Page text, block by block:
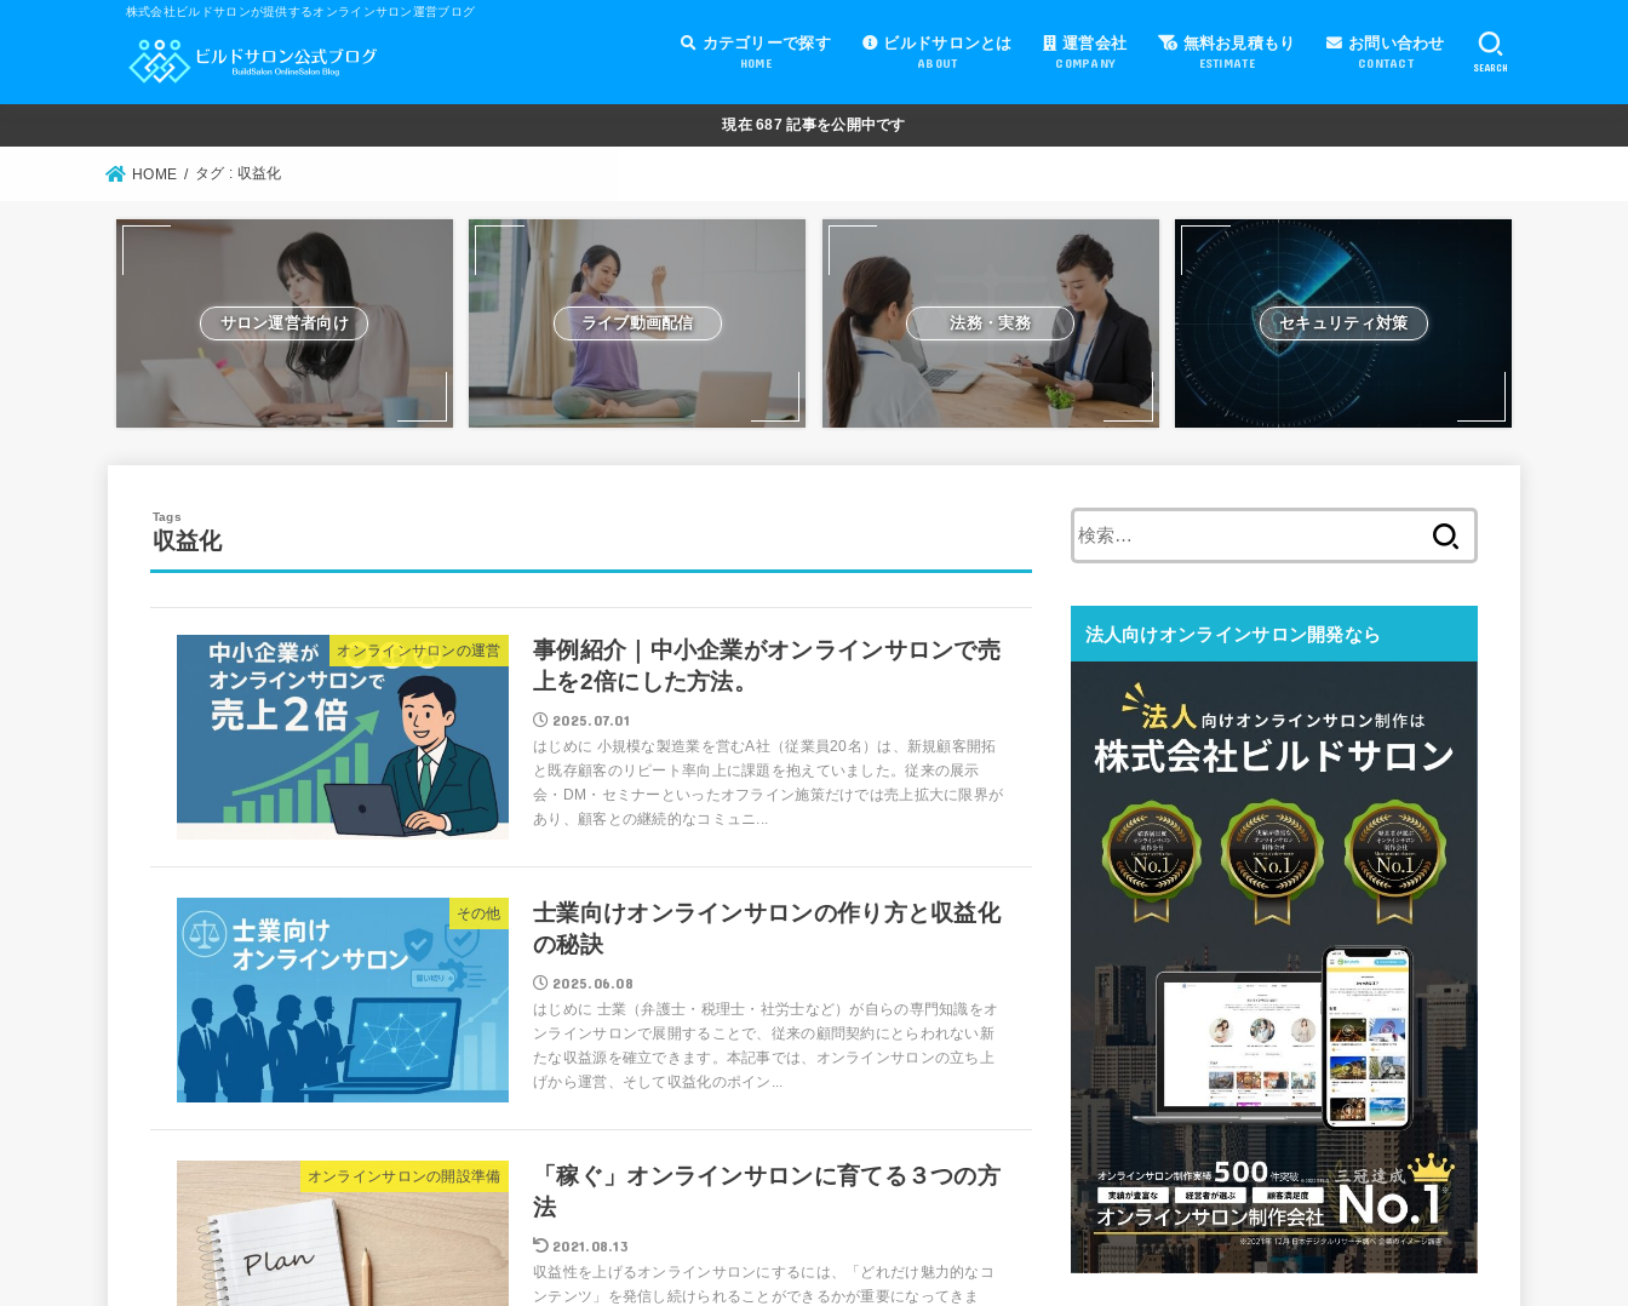
株式会社ビルドサロンが提供するオンラインサロン運営ブログ
カテゴリーで探す
HOME
オンラインサロンの運営
オンラインサロンの集客
オンラインサロンの紹介
オンラインサロンの活用
法務・実務
ライブ動画配信
動画制作・編集
セキュリティ対策
Facebook運営
会費設定
オンラインサロンの開設準備
道具・機材紹介と解説
NFT
ビルドサロンとは
ABOUT
運営会社
COMPANY
無料お見積もり
ESTIMATE
お問い合わせ
CONTACT SEARCH
現在687 記事を公開中です
HOME タグ : 収益化
サロン運営者向け ライブ動画配信 法務・実務 セキュリティ対策
収益化
オンラインサロンの運営
事例紹介｜中小企業がオンラインサロンで売
上を2倍にした方法。
2025.07.01
はじめに 小規模な製造業を営むA社（従業員20名）は、新規顧客開拓
と既存顧客のリピート率向上に課題を抱えていました。従来の展示
会・DM・セミナーといったオフライン施策だけでは売上拡大に限界が
あり、顧客との継続的なコミュニ...
その他
士業向けオンラインサロンの作り方と収益化
の秘訣
2025.06.08
はじめに 士業（弁護士・税理士・社労士など）が自らの専門知識をオ
ンラインサロンで展開することで、従来の顧問契約にとらわれない新
たな収益源を確立できます。本記事では、オンラインサロンの立ち上
げから運営、そして収益化のポイン...
オンラインサロンの開設準備
「稼ぐ」オンラインサロンに育てる３つの方
法
2021.08.13
収益性を上げるオンラインサロンにするには、「どれだけ魅力的なコ
ンテンツ」を発信し続けられることができるかが重要になってきま
法人向けオンラインサロン開発なら